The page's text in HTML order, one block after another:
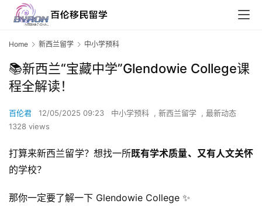
Home 新西兰留学 中小学预科
📚新西兰“宝藏中学”Glendowie College课
程全解读！
百伦君 12/05/2025 09:23 中小学预科 , 新西兰留学 , 最新动态
1328 views
打算来新西兰留学？想找一所既有学术质量、又有人文关怀
的学校？
那你一定要了解一下 Glendowie College ✨